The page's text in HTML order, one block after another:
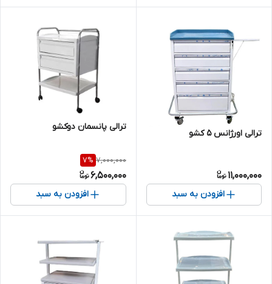
ترالی اورژانس 5 کشو
11,000,000
افزودن به سبد
ترالی پانسمان دوکشو
7,000,000
7%
6,500,000
افزودن به سبد